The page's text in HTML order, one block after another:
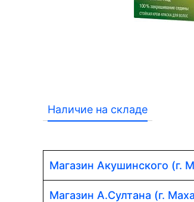
Наличие на складе
Магазин Акушинского (г.
Магазин А.Султана (г.